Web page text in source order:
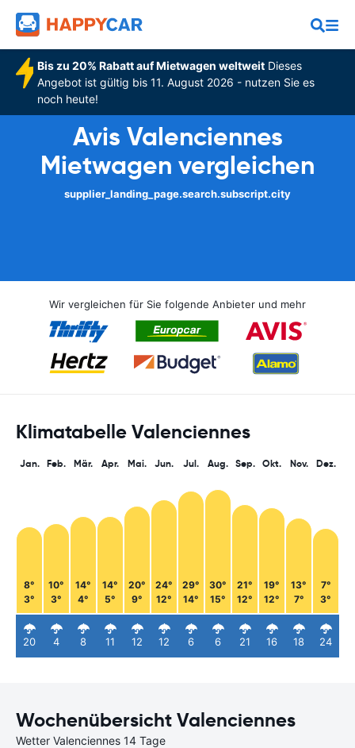
Bis zu 20% Rabatt auf Mietwagen weltweitDieses
Angebot ist gültig bis 11. August 2026 - nutzen Sie es
noch heute!
Avis Valenciennes
Mietwagen vergleichen
supplier_landing_page.search.subscript.city
Wir vergleichen für Sie folgende Anbieter und mehr
Klimatabelle Valenciennes
Jan.
8°
3°
20
Feb.
10°
3°
4
Mär.
14°
4°
8
Apr.
14°
5°
11
Mai.
20°
9°
12
Jun.
24°
12°
12
Jul.
29°
14°
6
Aug.
30°
15°
6
Sep.
21°
12°
21
Okt.
19°
12°
16
Nov.
13°
7°
18
Dez.
7°
3°
24
Wochenübersicht Valenciennes
Wetter Valenciennes 14 Tage